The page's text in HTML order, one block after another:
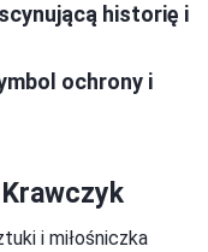
historię i
ochrony i
i miłośniczka